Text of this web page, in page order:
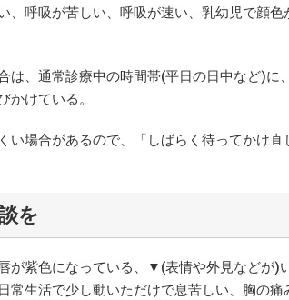
呼吸が苦しい、呼吸が速い、乳幼児で顔色
、通常診療中の時間帯(平日の日中など)に
けている。
場合があるので、「しばらく待ってかけ直
を
紫色になっている、▼(表情や外見などが)
生活で少し動いただけで息苦しい、胸の痛